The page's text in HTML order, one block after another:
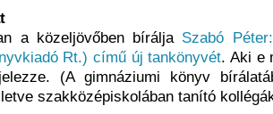
a közeljövőben bírálja Szabó
Rt.) című új tankönyvét. Aki e
(A gimnáziumi könyv
szakközépiskolában tanító